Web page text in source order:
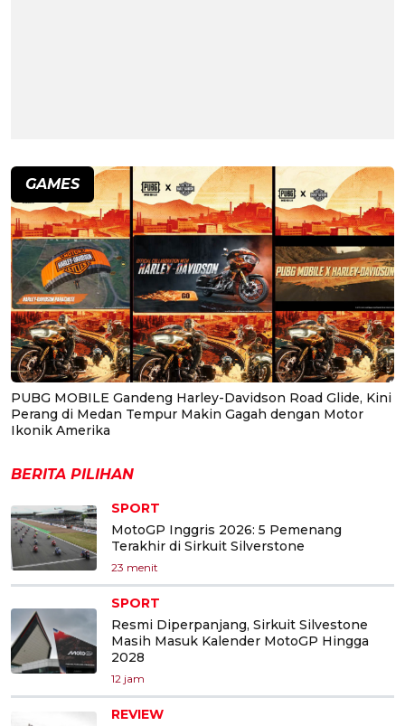
GAMES
PUBG MOBILE Gandeng Harley-Davidson Road Glide, Kini
Perang di Medan Tempur Makin Gagah dengan Motor
Ikonik Amerika
BERITA PILIHAN
SPORT
MotoGP Inggris 2026: 5 Pemenang
Terakhir di Sirkuit Silverstone
23 menit
SPORT
Resmi Diperpanjang, Sirkuit Silvestone
Masih Masuk Kalender MotoGP Hingga
2028
12 jam
REVIEW